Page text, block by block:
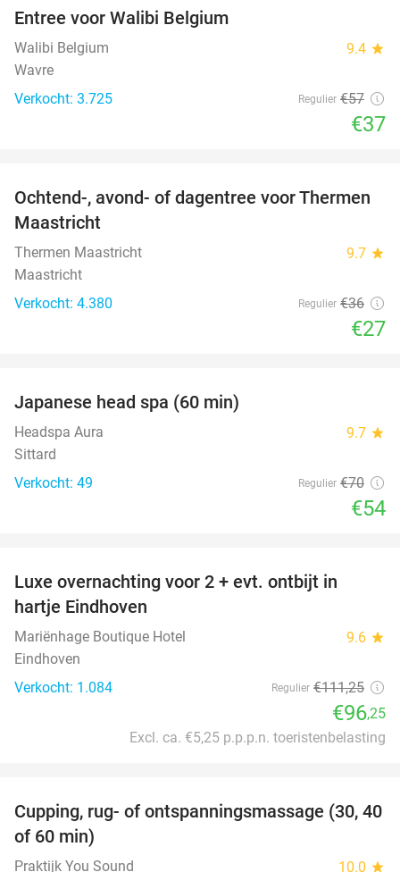
Entree voor Walibi Belgium
Walibi Belgium 9.4 star
Wavre
Verkocht: 3.725
Regulier €57
€37
25%
Ochtend-, avond- of dagentree voor Thermen
Maastricht
Thermen Maastricht 9.7 star
Maastricht
Verkocht: 4.380
Regulier €36
€27
Japanese head spa (60 min)
Headspa Aura 9.7 star
Sittard
Verkocht: 49
Regulier €70
€54
Luxe overnachting voor 2 + evt. ontbijt in
hartje Eindhoven
Mariënhage Boutique Hotel 9.6 star
Eindhoven
Verkocht: 1.084
Regulier €111,25
€96,25
Excl. ca. €5,25 p.p.p.n. toeristenbelasting
60%
Cupping, rug- of ontspanningsmassage (30, 40
of 60 min)
Praktijk You Sound 10.0 star